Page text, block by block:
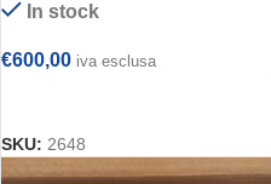
In stock
€600,00 iva esclusa
SKU: 2648